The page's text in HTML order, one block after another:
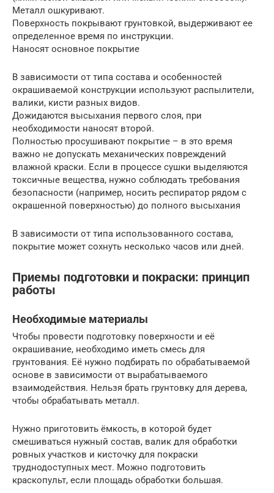
Металл ошкуривают.
Поверхность покрывают грунтовкой, выдерживают ее
определенное время по инструкции.
Наносят основное покрытие
В зависимости от типа состава и особенностей
окрашиваемой конструкции используют распылители,
валики, кисти разных видов.
Дожидаются высыхания первого слоя, при
необходимости наносят второй.
Полностью просушивают покрытие – в это время
важно не допускать механических повреждений
влажной краски. Если в процессе сушки выделяются
токсичные вещества, нужно соблюдать требования
безопасности (например, носить респиратор рядом с
окрашенной поверхностью) до полного высыхания
В зависимости от типа использованного состава,
покрытие может сохнуть несколько часов или дней.
Приемы подготовки и покраски: принцип
работы
Необходимые материалы
Чтобы провести подготовку поверхности и её
окрашивание, необходимо иметь смесь для
грунтования. Её нужно подбирать по обрабатываемой
основе в зависимости от вырабатываемого
взаимодействия. Нельзя брать грунтовку для дерева,
чтобы обрабатывать металл.
Нужно приготовить ёмкость, в которой будет
смешиваться нужный состав, валик для обработки
ровных участков и кисточку для покраски
труднодоступных мест. Можно подготовить
краскопульт, если площадь обработки большая.